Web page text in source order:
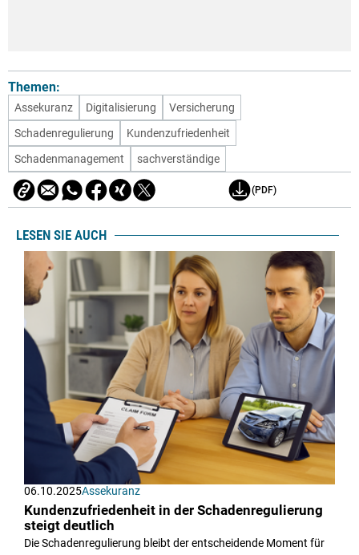
Themen:
Assekuranz Digitalisierung
Versicherung
Schadenregulierung
Kundenzufriedenheit
Schadenmanagement
sachverständige
(PDF)
LESEN SIE AUCH
06.10.2025Assekuranz
Kundenzufriedenheit in der Schadenregulierung
steigt deutlich
Die Schadenregulierung bleibt der entscheidende Moment für